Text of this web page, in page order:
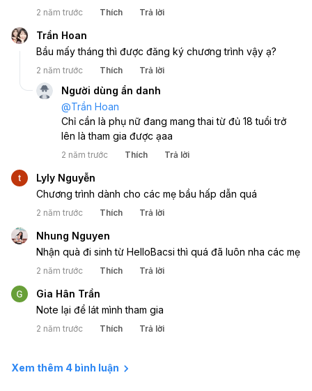
2 năm trước Thích Trả lời
Trần Hoan
Bầu mấy tháng thì được đăng ký chương trình vậy ạ?
2 năm trước Thích Trả lời
Người dùng ẩn danh
@Trần Hoan
Chỉ cần là phụ nữ đang mang thai từ đủ 18 tuổi trở
lên là tham gia được ạaa
2 năm trước Thích Trả lời
Lyly Nguyễn
Chương trình dành cho các mẹ bầu hấp dẫn quá
2 năm trước Thích Trả lời
Nhung Nguyen
Nhận quà đi sinh từ HelloBacsi thì quá đã luôn nha các mẹ
2 năm trước Thích Trả lời
Gia Hân Trần
Note lại để lát mình tham gia
2 năm trước Thích Trả lời
Xem thêm 4 bình luận